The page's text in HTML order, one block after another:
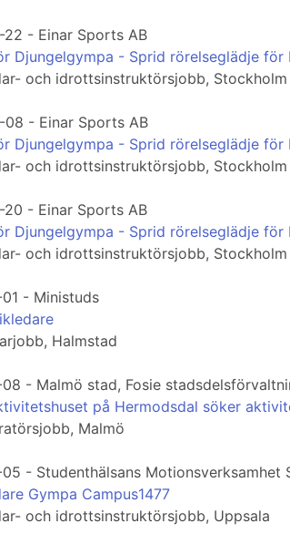
- Einar Sports AB
Djungelgympa - Sprid rörelseglädje
och idrottsinstruktörsjobb, Stockholm
- Einar Sports AB
Djungelgympa - Sprid rörelseglädje
och idrottsinstruktörsjobb, Stockholm
- Einar Sports AB
Djungelgympa - Sprid rörelseglädje
och idrottsinstruktörsjobb, Stockholm
- Ministuds
Halmstad
- Malmö stad, Fosie
på Hermodsdal söker
Malmö
- Studenthälsans Motionsverksamhet
Gympa Campus1477
och idrottsinstruktörsjobb, Uppsala